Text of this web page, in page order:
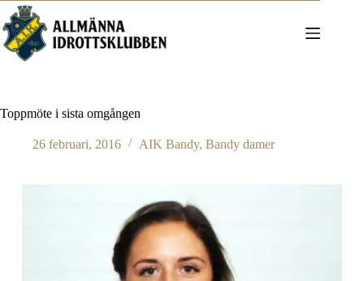
Hoppa
till
innehåll
Toppmöte i sista omgången
26 februari, 2016 AIK Bandy, Bandy damer